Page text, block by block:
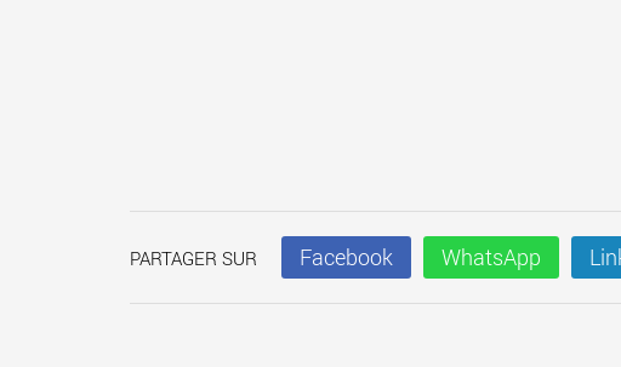
PARTAGER SUR Facebook WhatsApp